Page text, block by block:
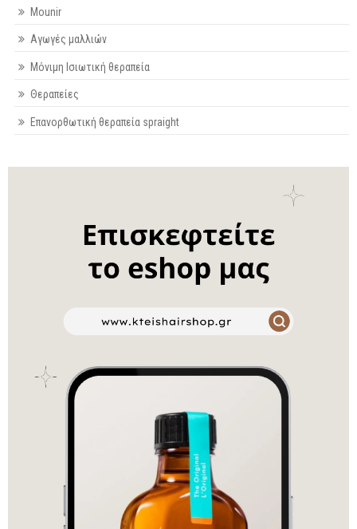
Mounir
Αγωγές μαλλιών
Μόνιμη Ισιωτική θεραπεία
Θεραπείες
Επανορθωτική θεραπεία spraight